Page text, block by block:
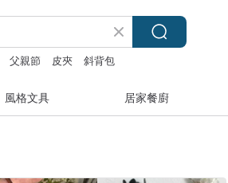
父親節 皮夾 斜背包
風格文具 居家餐廚